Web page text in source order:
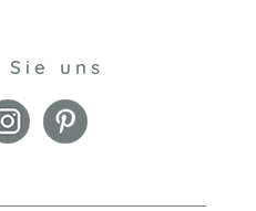
Sie uns